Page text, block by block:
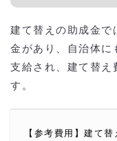
建て替えの助成金で
金があり、自治体に
支給され、建て替
す。
【参考費用】建て